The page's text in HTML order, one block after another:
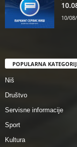
10/
POPULARNA
Niš
Društvo
Servisne informacije
Sport
Kultura